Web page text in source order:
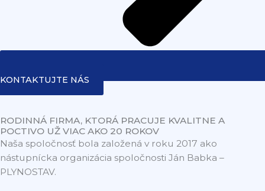
KONTAKTUJTE NÁS
RODINNÁ FIRMA, KTORÁ PRACUJE KVALITNE A
POCTIVO UŽ VIAC AKO 20 ROKOV
Naša spoločnosť bola založená v roku 2017 ako
nástupnícka organizácia spoločnosti Ján Babka –
PLYNOSTAV.